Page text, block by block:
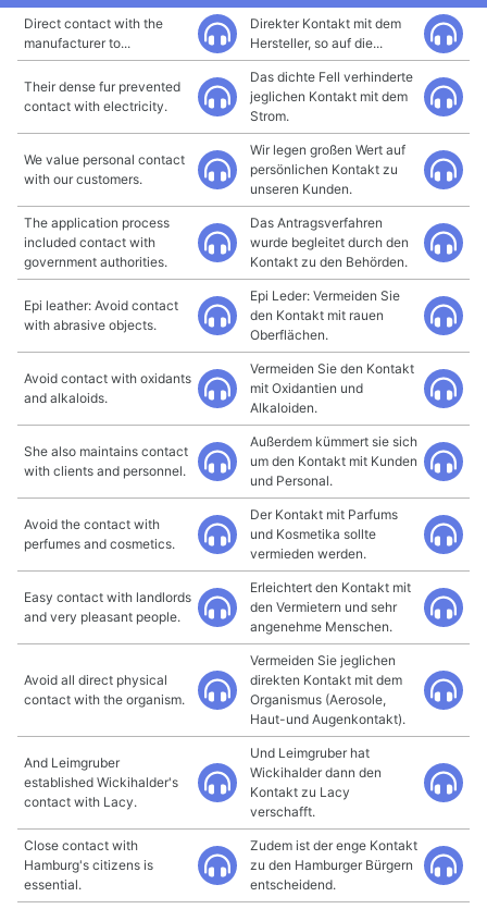
Direct contact with the
manufacturer to...
Direkter Kontakt mit dem
Hersteller, so auf die...
Their dense fur prevented
contact with electricity.
Das dichte Fell verhinderte
jeglichen Kontakt mit dem
Strom.
We value personal contact
with our customers.
Wir legen großen Wert auf
persönlichen Kontakt zu
unseren Kunden.
The application process
included contact with
government authorities.
Das Antragsverfahren
wurde begleitet durch den
Kontakt zu den Behörden.
Epi leather: Avoid contact
with abrasive objects.
Epi Leder: Vermeiden Sie
den Kontakt mit rauen
Oberflächen.
Avoid contact with oxidants
and alkaloids.
Vermeiden Sie den Kontakt
mit Oxidantien und
Alkaloiden.
She also maintains contact
with clients and personnel.
Außerdem kümmert sie sich
um den Kontakt mit Kunden
und Personal.
Avoid the contact with
perfumes and cosmetics.
Der Kontakt mit Parfums
und Kosmetika sollte
vermieden werden.
Easy contact with landlords
and very pleasant people.
Erleichtert den Kontakt mit
den Vermietern und sehr
angenehme Menschen.
Avoid all direct physical
contact with the organism.
Vermeiden Sie jeglichen
direkten Kontakt mit dem
Organismus (Aerosole,
Haut-und Augenkontakt).
And Leimgruber
established Wickihalder's
contact with Lacy.
Und Leimgruber hat
Wickihalder dann den
Kontakt zu Lacy
verschafft.
Close contact with
Hamburg's citizens is
essential.
Zudem ist der enge Kontakt
zu den Hamburger Bürgern
entscheidend.